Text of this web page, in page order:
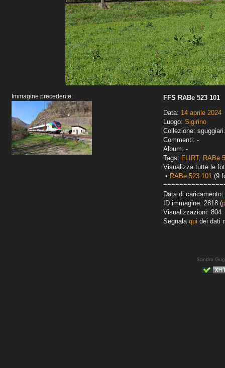
Immagine precedente:
FFS RABe 523 101
Data: 14 aprile 2024
Luogo: Sigirino
Collezione:
Commenti: -
Album: -
Tags: FLIRT, RABe
Visualizza tutte le
• RABe 523 101 (9
Data di
ID immagine: 2818 (
Visualizzazioni: 804
Segnala qui dei dati
Sandro